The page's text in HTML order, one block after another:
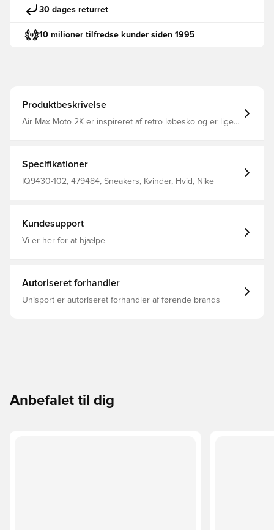
30 dages returret
10 milioner tilfredse kunder siden 1995
Produktbeskrivelse
Air Max Moto 2K er inspireret af retro løbesko og er lige
anklerne. Når du vil rocke et smart throwback-look, er
Moto 2K vejen frem.
Specifikationer
IQ9430-102, 479484, Sneakers, Kvinder, Hvid, Nike
Kundesupport
Vi er her for at hjælpe
Autoriseret forhandler
Unisport er autoriseret forhandler af førende brands
Anbefalet til dig